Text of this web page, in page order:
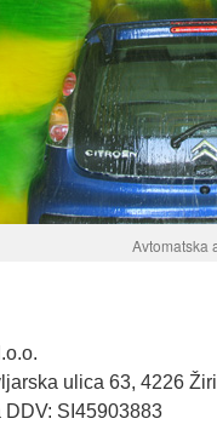
Avtomatska
ulica 63, 4226 Žiri
DDV: SI45903883